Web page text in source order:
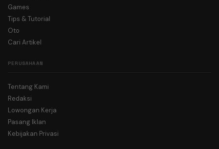
Games
Tips & Tutorial
Oto
Cari Artikel
PERUSAHAAN
Tentang Kami
Redaksi
Lowongan Kerja
Pasang Iklan
Kebijakan Privasi